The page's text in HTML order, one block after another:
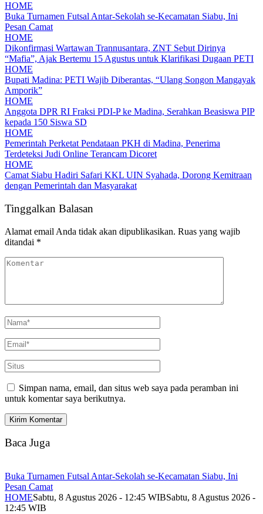
HOME
Buka Turnamen Futsal Antar-Sekolah se-Kecamatan Siabu, Ini
Pesan Camat
HOME
Dikonfirmasi Wartawan Trannusantara, ZNT Sebut Dirinya
“Mafia”, Ajak Bertemu 15 Agustus untuk Klarifikasi Dugaan PETI
HOME
Bupati Madina: PETI Wajib Diberantas, “Ulang Songon Mangayak
Amporik”
HOME
Anggota DPR RI Fraksi PDI-P ke Madina, Serahkan Beasiswa PIP
kepada 150 Siswa SD
HOME
Pemerintah Perketat Pendataan PKH di Madina, Penerima
Terdeteksi Judi Online Terancam Dicoret
HOME
Camat Siabu Hadiri Safari KKL UIN Syahada, Dorong Kemitraan
dengan Pemerintah dan Masyarakat
Tinggalkan Balasan
Alamat email Anda tidak akan dipublikasikan. Ruas yang wajib
ditandai *
Simpan nama, email, dan situs web saya pada peramban ini
untuk komentar saya berikutnya.
Baca Juga
Buka Turnamen Futsal Antar-Sekolah se-Kecamatan Siabu, Ini
Pesan Camat
HOMESabtu, 8 Agustus 2026 - 12:45 WIBSabtu, 8 Agustus 2026 -
12:45 WIB